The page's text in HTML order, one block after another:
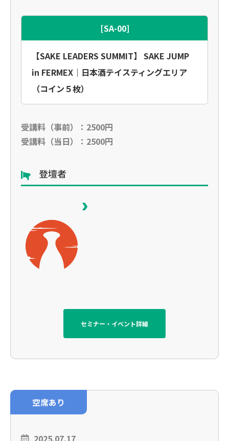
[SA-00]
【SAKE LEADERS SUMMIT】 SAKE JUMP
in FERMEX｜日本酒テイスティングエリア
（コイン５枚）
受講料（事前）：2500円
受講料（当日）：2500円
登壇者
セミナー・イベント詳細
空席あり
2025.07.17